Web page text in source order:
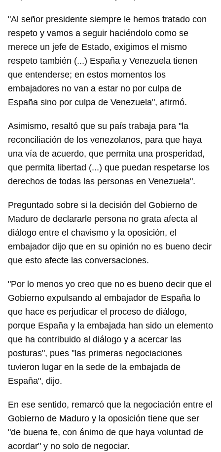
"Al señor presidente siempre le hemos tratado con
respeto y vamos a seguir haciéndolo como se
merece un jefe de Estado, exigimos el mismo
respeto también (...) España y Venezuela tienen
que entenderse; en estos momentos los
embajadores no van a estar no por culpa de
España sino por culpa de Venezuela", afirmó.
Asimismo, resaltó que su país trabaja para "la
reconciliación de los venezolanos, para que haya
una vía de acuerdo, que permita una prosperidad,
que permita libertad (...) que puedan respetarse los
derechos de todas las personas en Venezuela".
Preguntado sobre si la decisión del Gobierno de
Maduro de declararle persona no grata afecta al
diálogo entre el chavismo y la oposición, el
embajador dijo que en su opinión no es bueno decir
que esto afecte las conversaciones.
"Por lo menos yo creo que no es bueno decir que el
Gobierno expulsando al embajador de España lo
que hace es perjudicar el proceso de diálogo,
porque España y la embajada han sido un elemento
que ha contribuido al diálogo y a acercar las
posturas", pues "las primeras negociaciones
tuvieron lugar en la sede de la embajada de
España", dijo.
En ese sentido, remarcó que la negociación entre el
Gobierno de Maduro y la oposición tiene que ser
"de buena fe, con ánimo de que haya voluntad de
acordar" y no solo de negociar.